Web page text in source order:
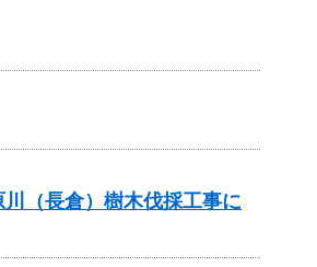
（長倉）樹木伐採工事に